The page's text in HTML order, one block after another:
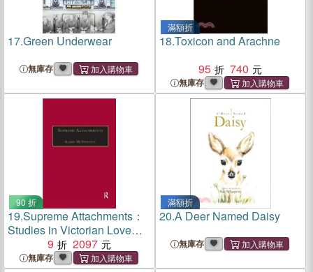
17.Green Underwear
無庫存
滿額折
18.Toxicon and Arachne
95
740
無庫存
90 折
19.Supreme Attachments：
Studies in Victorian Love
9 2097
無庫存
滿額折
20.A Deer Named Daisy
無庫存